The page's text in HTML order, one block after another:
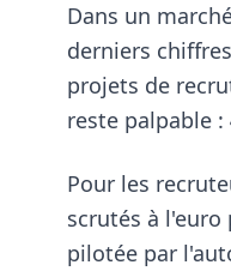
Dans un
derniers
projets de
reste palpable :
Pour les
scrutés à l'euro
pilotée par